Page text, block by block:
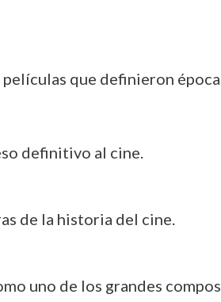
que definieron
definitivo al cine.
de la historia del cine.
uno de los grandes